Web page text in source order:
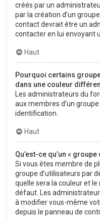
créés par un
par la création d’un
contact devrait être un
contacter en lui envoyant
Haut
Pourquoi certains
dans une couleur
Les administrateurs du
aux membres d’un
identification.
Haut
Qu’est-ce qu’un «
Si vous êtes membre de
groupe d’utilisateurs par
quelle sera la couleur et
défaut. Les
à modifier vous-même
depuis le panneau de